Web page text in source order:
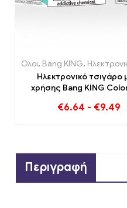
Ολοι, Bang KING, Ηλεκτρονικά τσιγάρα μιας
Ηλεκτρονικό τσιγάρο
χρήσης Bang KING
γεύση με Φράουλα
€6.64 - €9.49
Περιγραφή